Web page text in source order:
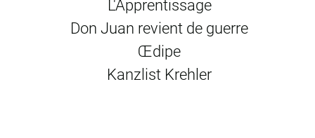
L'Apprentissage
Don Juan revient de guerre
Œdipe
Kanzlist Krehler